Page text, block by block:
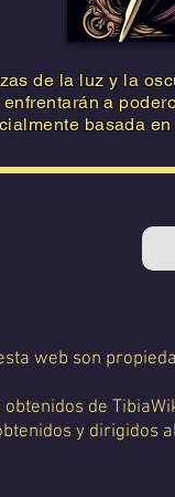
de la luz y la
a
basada
web son
de
y dirigidos